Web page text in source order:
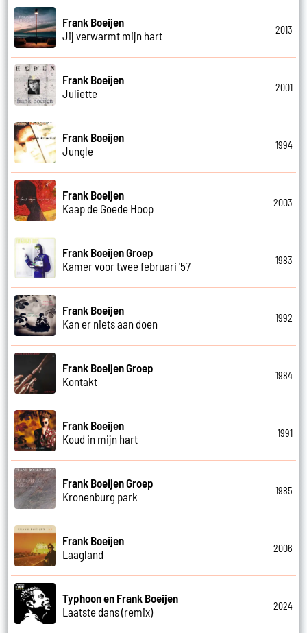
Frank Boeijen
Jij verwarmt mijn hart
2013
Frank Boeijen
Juliette
2001
Frank Boeijen
Jungle
1994
Frank Boeijen
Kaap de Goede Hoop
2003
Frank Boeijen Groep
Kamer voor twee februari '57
1983
Frank Boeijen
Kan er niets aan doen
1992
Frank Boeijen Groep
Kontakt
1984
Frank Boeijen
Koud in mijn hart
1991
Frank Boeijen Groep
Kronenburg park
1985
Frank Boeijen
Laagland
2006
Typhoon en Frank Boeijen
Laatste dans (remix)
2024